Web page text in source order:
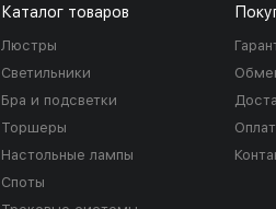
Каталог товаров
Люстры
Светильники
Бра и подсветки
Торшеры
Настольные лампы
Споты